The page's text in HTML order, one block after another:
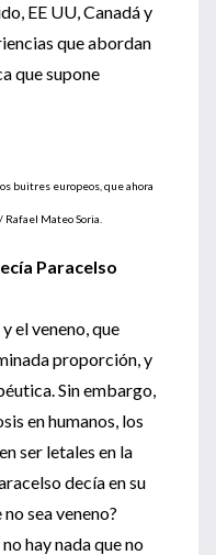
EE UU, Canadá y
que abordan
que supone
buitres europeos, que ahora
Mateo Soria.
Paracelso
el veneno, que
proporción, y
Sin embargo,
en humanos, los
ser letales en la
decía en su
sea veneno?
hay nada que no